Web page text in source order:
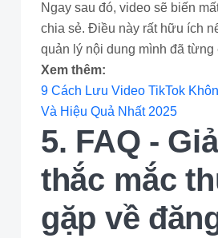
Ngay sau đó, video sẽ biến
chia sẻ. Điều này rất hữu ích
quản lý nội dung mình đã từng
Xem thêm:
9 Cách Lưu Video TikTok
Và Hiệu Quả Nhất 2025
5. FAQ -
thắc mắc
gặp về